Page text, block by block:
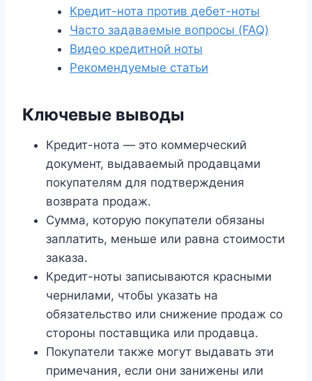
Кредит-нота против дебет-ноты
Часто задаваемые вопросы (FAQ)
Видео кредитной ноты
Рекомендуемые статьи
Ключевые выводы
Кредит-нота — это коммерческий
документ, выдаваемый продавцами
покупателям для подтверждения
возврата продаж.
Сумма, которую покупатели обязаны
заплатить, меньше или равна стоимости
заказа.
Кредит-ноты записываются красными
чернилами, чтобы указать на
обязательство или снижение продаж со
стороны поставщика или продавца.
Покупатели также могут выдавать эти
примечания, если они занижены или